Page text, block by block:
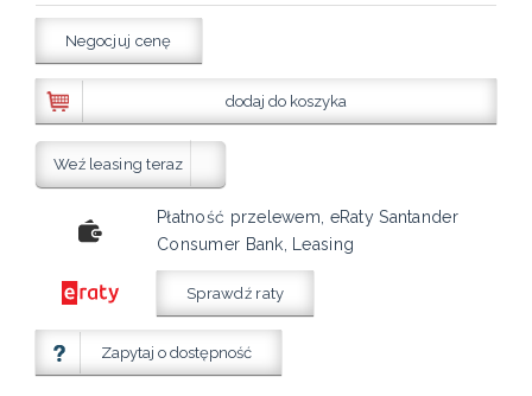
Negocjuj cenę
dodaj do koszyka
Weź leasing teraz
Płatność przelewem, eRaty Santander
Consumer Bank, Leasing
Sprawdź raty
Zapytaj o dostępność